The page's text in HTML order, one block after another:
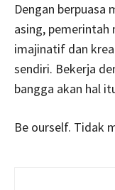
Dengan berpuasa
asing, pemerintah
imajinatif dan
sendiri. Bekerja
bangga akan hal
Be ourself. Tidak